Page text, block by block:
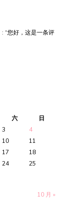
: “您好，这是一条评
六
日
3
4
10
11
17
18
24
25
10 月 »